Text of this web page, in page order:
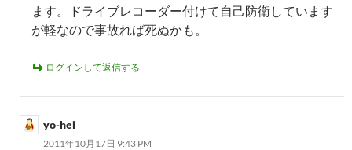
ます。ドライブレコーダー付けて自己防衛しています
が軽なので事故れば死ぬかも。
ログインして返信する
yo-hei
2011年10月17日 9:43 PM